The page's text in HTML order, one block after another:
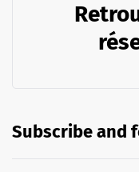
Subscribe and